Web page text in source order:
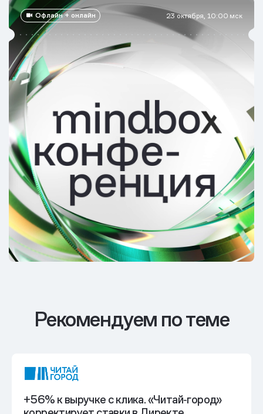
Офлайн + онлайн 23 октября, 10:00 мск
Рекомендуем по теме
+56% к выручке с клика. «Читай‑город»